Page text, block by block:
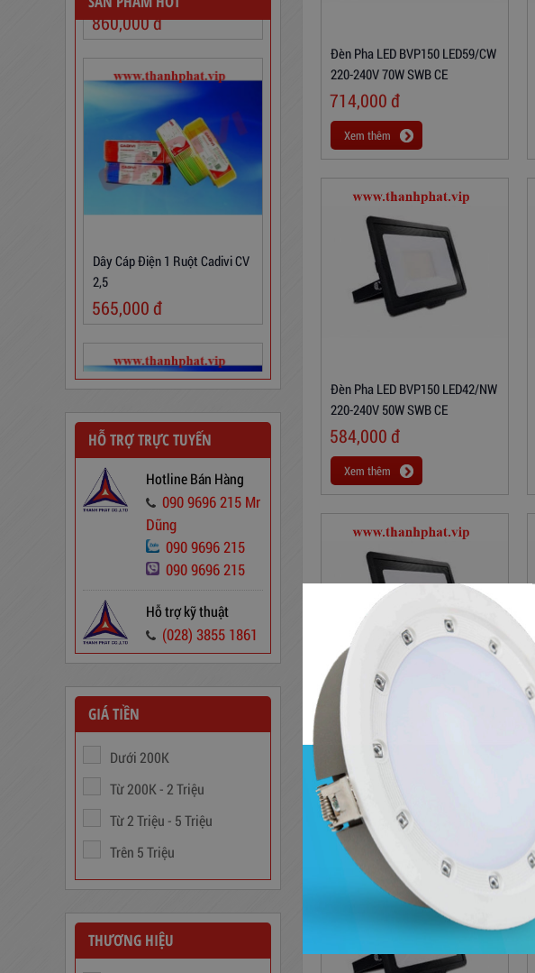
Đèn Pha LED BVP150 LED59/CW
220-240V 70W SWB CE
714,000 đ
Xem thêm
Đèn Pha LED BVP150 LED42/NW
220-240V 50W SWB CE
584,000 đ
Xem thêm
Đèn Pha LED BVP150 LED25/WW
220-240V 30W SWB CE
454,000
Xem thêm
565,000đ
Dây Cáp Điện 1 Ruột Cadivi CV
346,000đ
Ổn Áp 1 Pha SH 5000 II NEW
2020
3,380,000đ
HỖ TRỢ TRỰC TUYẾN
Hotline Bán Hàng
090 9696 215 Mr
Dũng
090 9696 215
090 9696 215
Hỗ trợ kỹ thuật
(028) 3855 1861
GIÁ TIỀN
Dưới 200K
Từ 200K - 2 Triệu
Từ 2 Triệu - 5 Triệu
Trên 5 Triệu
THƯƠNG HIỆU